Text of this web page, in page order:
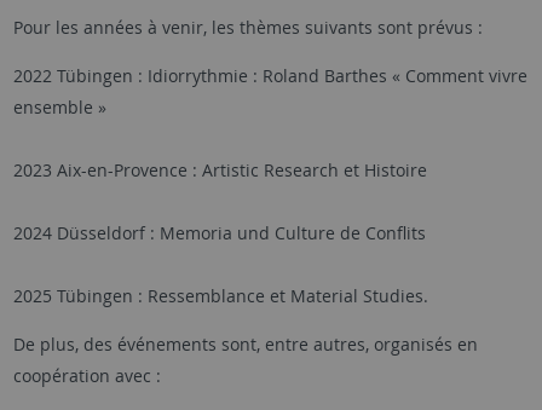
Pour les années à venir, les thèmes suivants sont prévus :
2022 Tübingen : Idiorrythmie : Roland Barthes « Comment vivre
ensemble »
2023 Aix-en-Provence : Artistic Research et Histoire
2024 Düsseldorf : Memoria und Culture de Conflits
2025 Tübingen : Ressemblance et Material Studies.
De plus, des événements sont, entre autres, organisés en
coopération avec :